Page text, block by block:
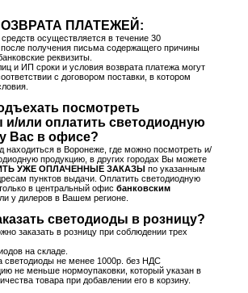
ПЛАТЕЖЕЙ:
осуществляется в течение 30
получения письма содержащего причины
реквизиты.
и ИП сроки и условия возврата платежа могут
с договором поставки, в котором
посмотреть
и/или оплатить светодиодную
Вас в офисе?
находиться в Воронеже, где можно посмотреть и/
продукцию, в других городах Вы можете
УЖЕ ОПЛАЧЕННЫЕ ЗАКАЗЫ по указанным
пунктов выдачи. Оплатить светодиодную
в центральный офис банковским
у дилеров в Вашем регионе.
светодиоды в розницу?
заказать в розницу при соблюдении трех
на складе.
светодиоды не менее 1000р. без НДС
не меньше нормоупаковки, который указан в
товара при добавлении его в корзину.